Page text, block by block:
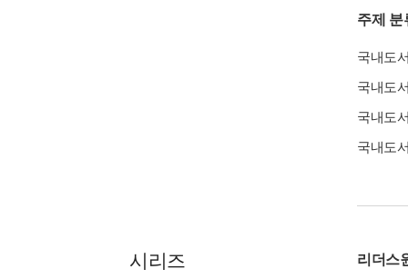
주제 분
국내도
국내도
국내도
국내도
시리즈 리더스